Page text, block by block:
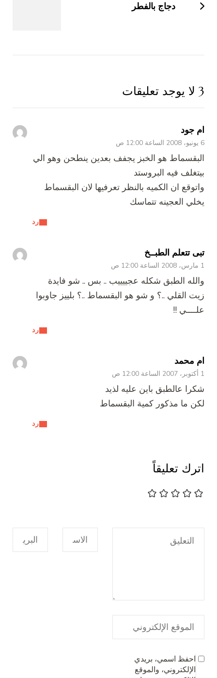
دجاج بالفطر
3 لا يوجد تعليقات
ام جود
6 يونيو، 2008 الساعة 12:00 ص
رد
البقسماط هو الخبز يجفف بعدين ينطحن وهو الي
بيتغلف فيه البروستد
واتوقع ان الكميه بالنظر تعرفيها لان البقسماط
يخلي العجينه تتماسك
تبى تتعلم الطبــخ
1 مارس، 2008 الساعة 12:00 ص
رد
والله الطبق شكله عجييييب .. بس .. شو فايدة
زيت القلي ..؟ و شو هو البقسماط ..؟ بلييز جاوبوا
علــــي !!
ام محمد
1 أكتوبر، 2007 الساعة 12:00 ص
رد
شكرا عالطبق باين عليه لذيد
لكن ما مذكور كمية البقسماط
اترك تعليقاً
احفظ اسمي، بريدي
الإلكتروني، والموقع